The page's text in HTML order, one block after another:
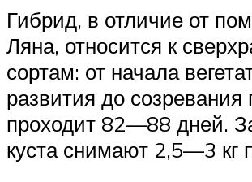
Гибрид, в отличие от
Ляна, относится к
сортам: от начала
развития до созревания
проходит 82—88 дней.
куста снимают 2,5—3 кг